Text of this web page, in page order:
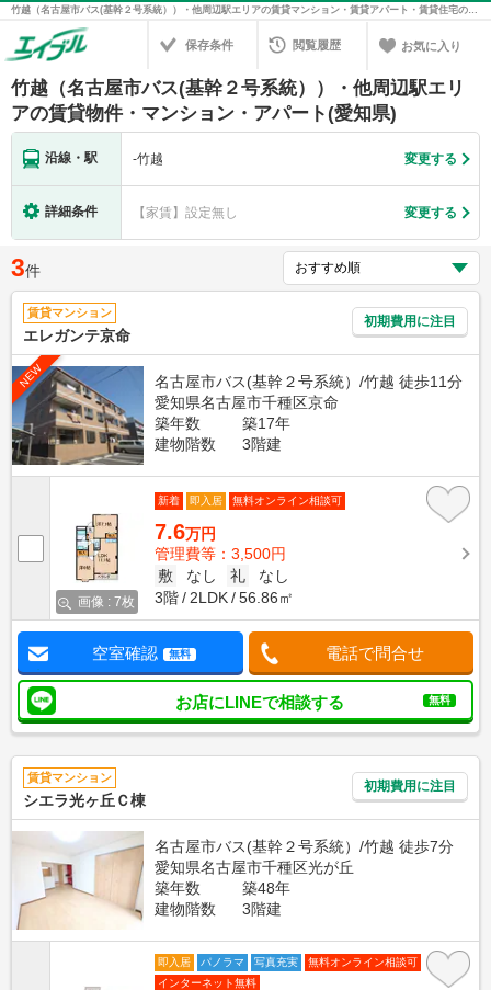
竹越（名古屋市バス(基幹２号系統））・他周辺駅エリアの賃貸マンション・賃貸アパート・賃貸住宅の不動産情報を検索！不動産賃貸の物件探しは、お部屋探しのエイブル
保存条件 閲覧履歴 お気に入り
竹越（名古屋市バス(基幹２号系統））・他周辺駅エリ
アの賃貸物件・マンション・アパート(愛知県)
沿線・駅 -竹越 変更する
詳細条件 【家賃】設定無し 変更する
3件
賃貸マンション
エレガンテ京命
初期費用に注目
NEW
名古屋市バス(基幹２号系統）/竹越 徒歩11分
愛知県名古屋市千種区京命
築年数
築17年
建物階数
3階建
画像 : 7枚
新着 即入居 無料オンライン相談可
7.6万円
管理費等：3,500円
敷
なし 礼
なし
3階
2LDK 56.86㎡
空室確認 無料 電話で問合せ
お店にLINEで相談する 無料
賃貸マンション
シエラ光ヶ丘Ｃ棟
初期費用に注目
名古屋市バス(基幹２号系統）/竹越 徒歩7分
愛知県名古屋市千種区光が丘
築年数
築48年
建物階数
3階建
即入居 パノラマ 写真充実
無料オンライン相談可
インターネット無料